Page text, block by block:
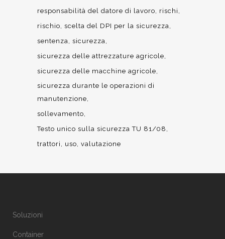
responsabilità del datore di lavoro
rischi
rischio scelta del DPI per la sicurezza
sentenza sicurezza
sicurezza delle attrezzature agricole
sicurezza delle macchine agricole
sicurezza durante le operazioni di
manutenzione
sollevamento
Testo unico sulla sicurezza TU 81/08
trattori
uso valutazione
Soluzioni
Container